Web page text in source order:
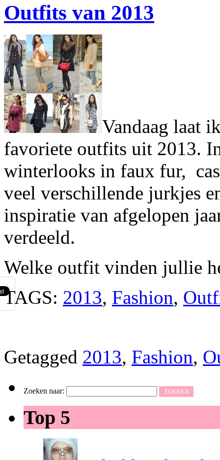
Outfits van 2013
Vandaag laat
favoriete outfits uit 2013.
winterlooks in faux fur,
veel verschillende jurkjes
inspiratie van afgelopen
verdeeld.
Welke outfit vinden jullie
TAGS: 2013, Fashion,
Getagged 2013, Fashion,
Zoeken naar:
Top 5